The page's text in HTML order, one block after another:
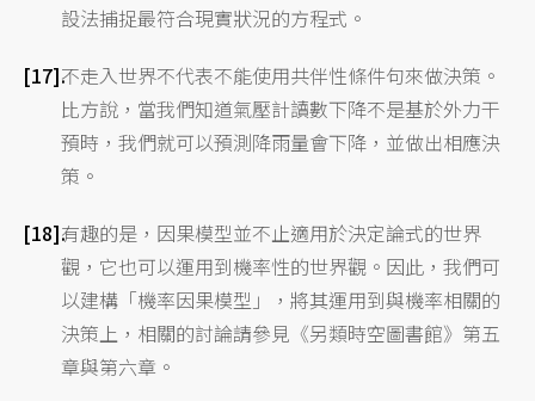
設法捕捉最符合現實狀況的方程式。
不走入世界不代表不能使用共伴性條件句來做決策。
比方說，當我們知道氣壓計讀數下降不是基於外力干
預時，我們就可以預測降雨量會下降，並做出相應決
策。
有趣的是，因果模型並不止適用於決定論式的世界
觀，它也可以運用到機率性的世界觀。因此，我們可
以建構「機率因果模型」，將其運用到與機率相關的
決策上，相關的討論請參見《另類時空圖書館》第五
章與第六章。